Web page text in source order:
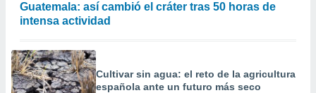
Guatemala: así cambió el cráter tras 50 horas de
intensa actividad
Cultivar sin agua: el reto de la agricultura
española ante un futuro más seco